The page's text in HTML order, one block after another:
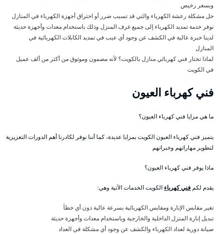
وبسعر رخيص
حل مشكلة رعشة الكهرباء والتي قد تسبب ضرر أو احتراق أجهزة الكهرباء في المنازل
نوفر خدمة تمديد الكهرباء إلى جميع غرف المنزل وذلك باستخدام معدات وأجهزة حديثة
لدينا خبرة عالية في الكشف عن وجود أي عيب في تمديد الكابلات الكهربائية في
المنازل
لماذا تختار فني كهربائي منازل بالكويت؟ لأنه مضمون وموثوق من أكثر من ألف عميل
في الكويت
فني كهرباء العيون
ما هي مزايا فني كهرباء العيون؟
يتميز فني كهرباء العيون الكويت بمزايا عديدة، كما أننا نوفر لكادرنا أهم الدورات التعزيزية
لتطوير مهاراتهم وخبراتهم
ماذا يوفر فني كهرباء العيون؟
يقدم لكم فني كهرباء الكويت الخدمات الآتية وهي:
تغير مقابس الإنارة ومقابس الكهربائية بسرعة عالية دون أي خطأ
تبديل إنارة المنزل الداخلية والخارجية وباستخدام معدات وأجهزة حديثة
صيانة دورية لعداد الكهرباء والكشف عن وجود أي مشكلة في العداد